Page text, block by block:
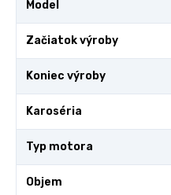
Model
Začiatok výroby
Koniec výroby
Karoséria
Typ motora
Objem